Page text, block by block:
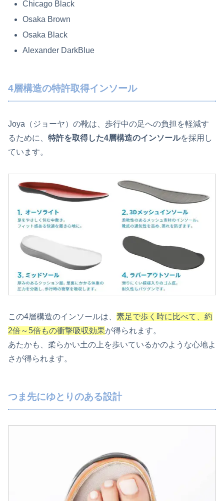
Chicago Black
Osaka Brown
Osaka Black
Alexander DarkBlue
4層構造の特許取得インソール
Joya（ジョーヤ）の靴は、歩行中の足への負担を軽減す
るために、 特許を取得した4層構造のインソールを採用し
ています。
この4層構造のインソールは、 素足で歩く時に比べて、約
2倍～5倍もの衝撃吸収効果が得られます。
あたかも、柔らかい土の上を歩いているかのような心地よ
さが得られます。
つま先にゆとりのある設計